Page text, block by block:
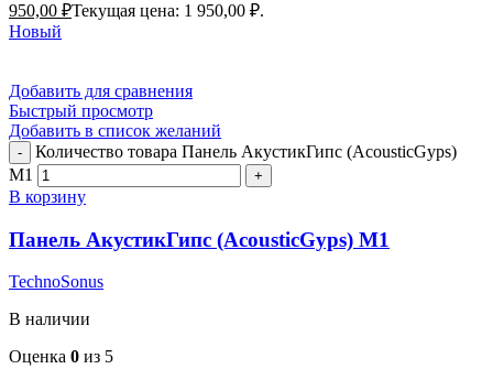
950,00 ₽Текущая цена: 1 950,00 ₽.
Новый
Добавить для сравнения
Быстрый просмотр
Добавить в список желаний
Количество товара Панель АкустикГипс (AcousticGyps)
M1
В корзину
Панель АкустикГипс (AcousticGyps) M1
TechnoSonus
В наличии
Оценка 0 из 5